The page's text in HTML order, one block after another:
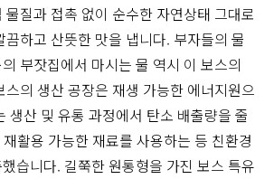
물질과 접촉 없이 순수한 자연상태 그대로
끔하고 산뜻한 맛을 냅니다. 부자들의 물
부잣집에서 마시는 물 역시 이 보스의
스의 생산 공장은 재생 가능한 에너지원으
생산 및 유통 과정에서 탄소 배출량을 줄
활용 가능한 재료를 사용하는 등 친환경
습니다. 길쭉한 원통형을 가진 보스 특유